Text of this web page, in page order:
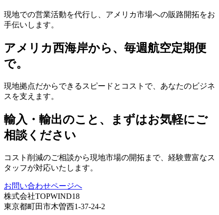
現地での営業活動を代行し、アメリカ市場への販路開拓をお
手伝いします。
アメリカ西海岸から、毎週航空定期便
で。
現地拠点だからできるスピードとコストで、あなたのビジネ
スを支えます。
輸入・輸出のこと、まずはお気軽にご
相談ください
コスト削減のご相談から現地市場の開拓まで、経験豊富なス
タッフが対応いたします。
お問い合わせページへ
株式会社TOPWIND18
東京都町田市木曽西1-37-24-2